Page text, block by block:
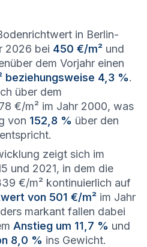
in Berlin-
2026 bei 450 €/m² und
dem Vorjahr einen
beziehungsweise 4,3 %.
über dem
€/m² im Jahr 2000, was
von 152,8 % über den
zeigt sich im
und 2021, in dem die
€/m² kontinuierlich auf
von 501 €/m² im Jahr
markant fallen dabei
Anstieg um 11,7 % und
8,0 % ins Gewicht.